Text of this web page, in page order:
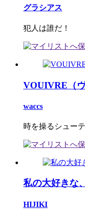
グラシアス
犯人は誰だ！
VOUIVRE（ヴ
waccs
時を操るシュー
私の大好きな
HIJIKI